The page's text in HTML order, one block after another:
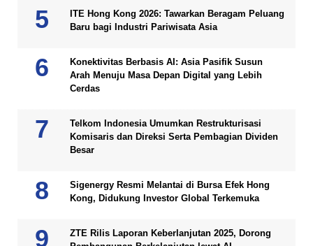
ITE Hong Kong 2026: Tawarkan Beragam Peluang
Baru bagi Industri Pariwisata Asia
Konektivitas Berbasis AI: Asia Pasifik Susun
Arah Menuju Masa Depan Digital yang Lebih
Cerdas
Telkom Indonesia Umumkan Restrukturisasi
Komisaris dan Direksi Serta Pembagian Dividen
Besar
Sigenergy Resmi Melantai di Bursa Efek Hong
Kong, Didukung Investor Global Terkemuka
ZTE Rilis Laporan Keberlanjutan 2025, Dorong